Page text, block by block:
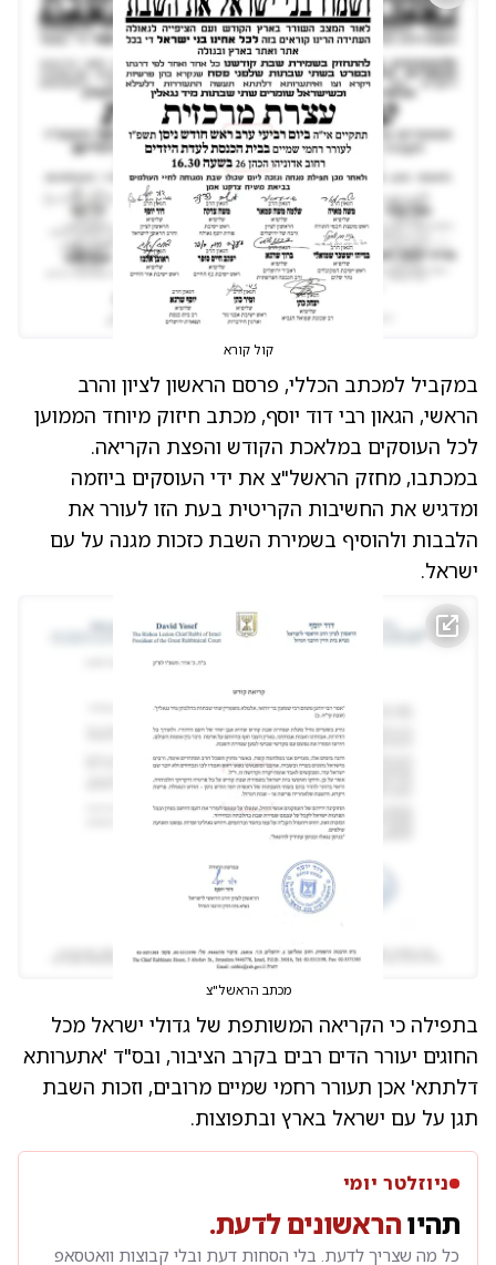
קול קורא
במקביל למכתב הכללי, פרסם הראשון לציון והרב
הראשי, הגאון רבי דוד יוסף, מכתב חיזוק מיוחד הממוען
לכל העוסקים במלאכת הקודש והפצת הקריאה.
במכתבו, מחזק הראשל"צ את ידי העוסקים ביוזמה
ומדגיש את החשיבות הקריטית בעת הזו לעורר את
הלבבות ולהוסיף בשמירת השבת כזכות מגנה על עם
ישראל.
מכתב הראשל"צ
בתפילה כי הקריאה המשותפת של גדולי ישראל מכל
החוגים יעורר הדים רבים בקרב הציבור, ובס"ד 'אתערותא
דלתתא' אכן תעורר רחמי שמיים מרובים, וזכות השבת
תגן על עם ישראל בארץ ובתפוצות.
ניוזלטר יומי
תהיוהראשונים לדעת.
כל מה שצריך לדעת. בלי הסחות דעת ובלי קבוצות וואטסאפ